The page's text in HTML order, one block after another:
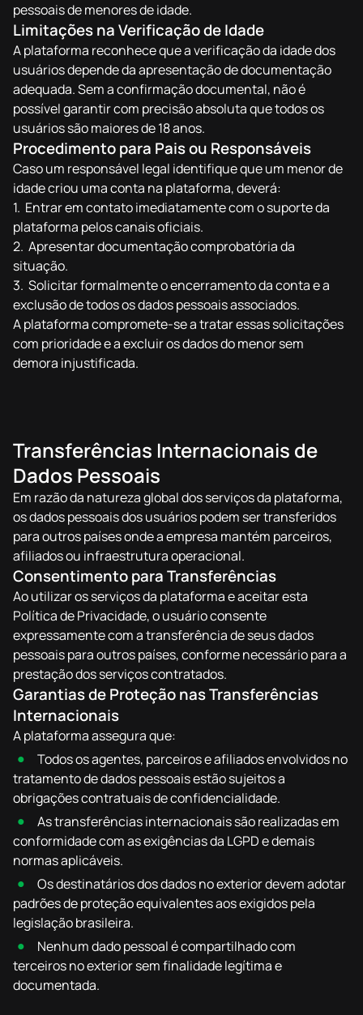
pessoais de menores de idade.
Limitações na Verificação de Idade
A plataforma reconhece que a verificação da idade dos
usuários depende da apresentação de documentação
adequada. Sem a confirmação documental, não é
possível garantir com precisão absoluta que todos os
usuários são maiores de 18 anos.
Procedimento para Pais ou Responsáveis
Caso um responsável legal identifique que um menor de
idade criou uma conta na plataforma, deverá:
Entrar em contato imediatamente com o suporte da
plataforma pelos canais oficiais.
Apresentar documentação comprobatória da
situação.
Solicitar formalmente o encerramento da conta e a
exclusão de todos os dados pessoais associados.
A plataforma compromete-se a tratar essas solicitações
com prioridade e a excluir os dados do menor sem
demora injustificada.
Transferências Internacionais de
Dados Pessoais
Em razão da natureza global dos serviços da plataforma,
os dados pessoais dos usuários podem ser transferidos
para outros países onde a empresa mantém parceiros,
afiliados ou infraestrutura operacional.
Consentimento para Transferências
Ao utilizar os serviços da plataforma e aceitar esta
Política de Privacidade, o usuário consente
expressamente com a transferência de seus dados
pessoais para outros países, conforme necessário para a
prestação dos serviços contratados.
Garantias de Proteção nas Transferências
Internacionais
A plataforma assegura que:
Todos os agentes, parceiros e afiliados envolvidos no
tratamento de dados pessoais estão sujeitos a
obrigações contratuais de confidencialidade.
As transferências internacionais são realizadas em
conformidade com as exigências da LGPD e demais
normas aplicáveis.
Os destinatários dos dados no exterior devem adotar
padrões de proteção equivalentes aos exigidos pela
legislação brasileira.
Nenhum dado pessoal é compartilhado com
terceiros no exterior sem finalidade legítima e
documentada.